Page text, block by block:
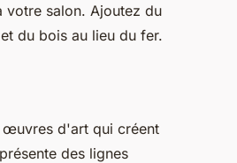
votre salon. Ajoutez du
du bois au lieu du fer.
œuvres d'art qui créent
des lignes